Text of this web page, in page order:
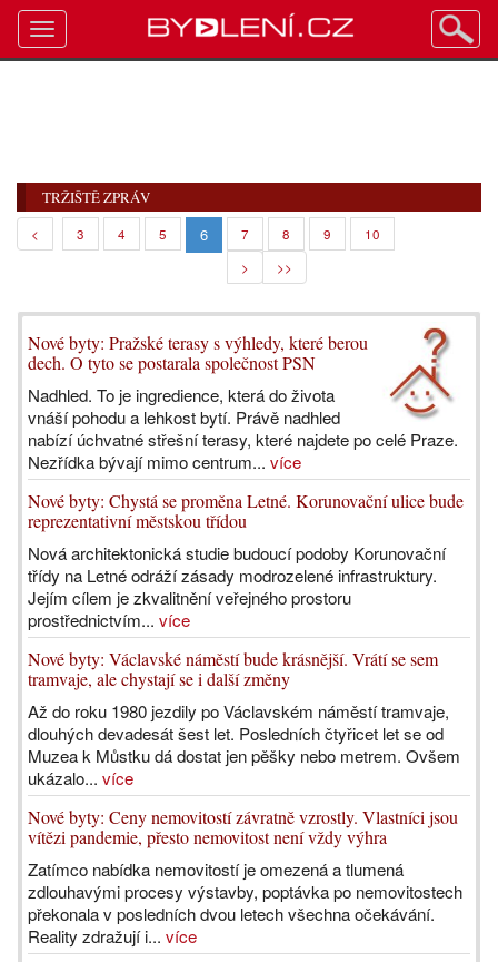
TRŽIŠTĚ ZPRÁV
< 3 4 5 6 7 8 9
10
>
>>
Nové byty: Pražské terasy s výhledy, které berou
dech. O tyto se postarala společnost PSN
Nadhled. To je ingredience, která do života
vnáší pohodu a lehkost bytí. Právě nadhled
nabízí úchvatné střešní terasy, které najdete po celé Praze.
Nezřídka bývají mimo centrum... více
Nové byty: Chystá se proměna Letné. Korunovační ulice bude
reprezentativní městskou třídou
Nová architektonická studie budoucí podoby Korunovační
třídy na Letné odráží zásady modrozelené infrastruktury.
Jejím cílem je zkvalitnění veřejného prostoru
prostřednictvím... více
Nové byty: Václavské náměstí bude krásnější. Vrátí se sem
tramvaje, ale chystají se i další změny
Až do roku 1980 jezdily po Václavském náměstí tramvaje,
dlouhých devadesát šest let. Posledních čtyřicet let se od
Muzea k Můstku dá dostat jen pěšky nebo metrem. Ovšem
ukázalo... více
Nové byty: Ceny nemovitostí závratně vzrostly. Vlastníci jsou
vítězi pandemie, přesto nemovitost není vždy výhra
Zatímco nabídka nemovitostí je omezená a tlumená
zdlouhavými procesy výstavby, poptávka po nemovitostech
překonala v posledních dvou letech všechna očekávání.
Reality zdražují i... více
Toggle
navigation